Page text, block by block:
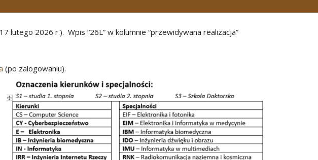
2026 r.). Wpis “26L” w kolumnie “przewidywana realizacja”
(po zalogowaniu).